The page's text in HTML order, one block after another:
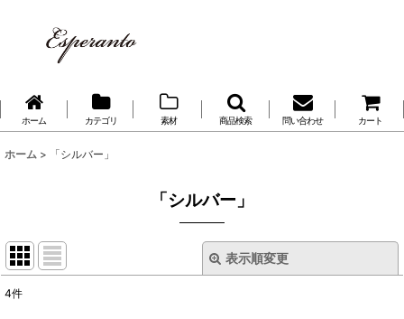
ホーム カテゴリ 素材 商品検索 問い合わせ カート
ホーム > 「シルバー」
「シルバー」
表示順変更
4件